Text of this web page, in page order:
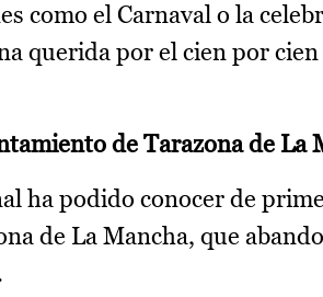
como el Carnaval o la
querida por el cien por cien
de Tarazona de La
ha podido conocer de
de La Mancha, que